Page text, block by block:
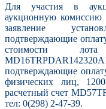
Для участия в
аукционную комиссию
заявление
подтверждающие
стоимости
подтверждающие
физических лиц,
расчетный счет
тел: 0(298) 2-47-39.